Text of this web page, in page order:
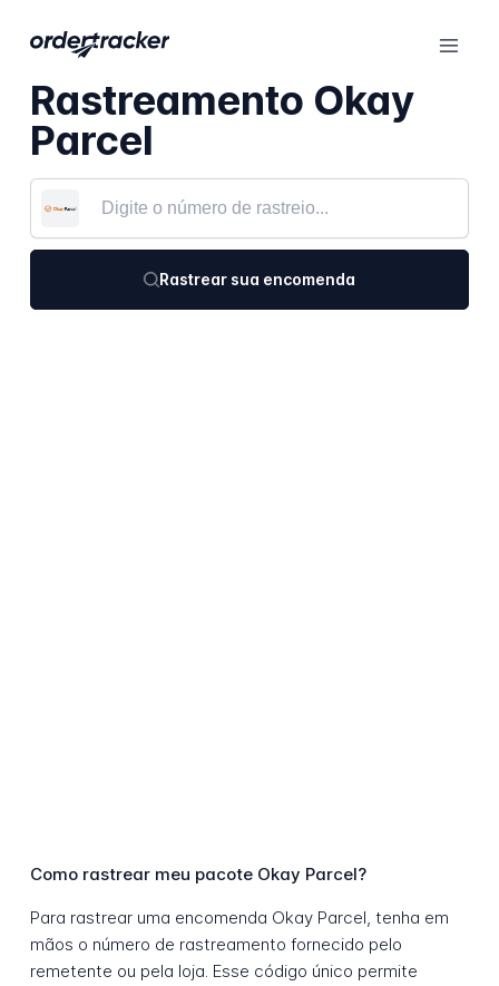
Rastreamento Okay
Parcel
Rastrear sua encomenda
Como rastrear meu pacote Okay Parcel?
Para rastrear uma encomenda Okay Parcel, tenha em
mãos o número de rastreamento fornecido pelo
remetente ou pela loja. Esse código único permite